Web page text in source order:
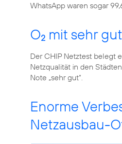
WhatsApp waren sogar
O2 mit sehr
Der CHIP Netztest belegt
Netzqualität in den
Note „sehr gut“.
Enorme
Netzausbau-